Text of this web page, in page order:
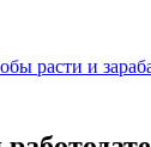
расти и